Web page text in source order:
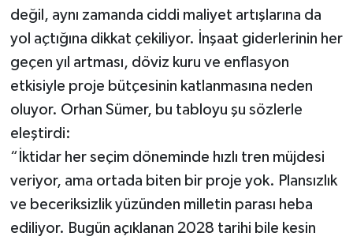
değil, aynı zamanda ciddi maliyet artışlarına da
yol açtığına dikkat çekiliyor. İnşaat giderlerinin her
geçen yıl artması, döviz kuru ve enflasyon
etkisiyle proje bütçesinin katlanmasına neden
oluyor. Orhan Sümer, bu tabloyu şu sözlerle
eleştirdi:
“İktidar her seçim döneminde hızlı tren müjdesi
veriyor, ama ortada biten bir proje yok. Plansızlık
ve beceriksizlik yüzünden milletin parası heba
ediliyor. Bugün açıklanan 2028 tarihi bile kesin